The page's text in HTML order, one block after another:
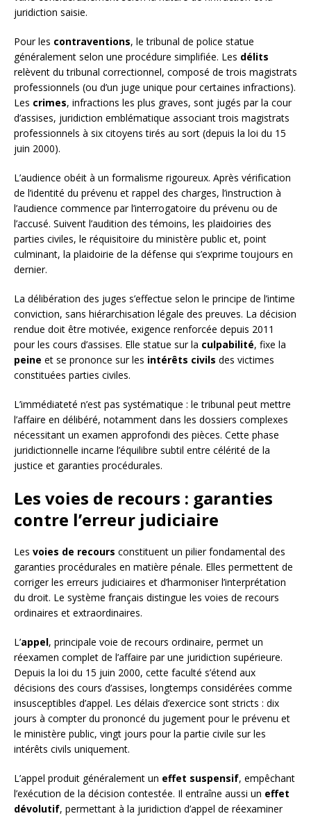
juridiction saisie.
Pour les contraventions, le tribunal de police statue
généralement selon une procédure simplifiée. Les délits
relèvent du tribunal correctionnel, composé de trois magistrats
professionnels (ou d’un juge unique pour certaines infractions).
Les crimes, infractions les plus graves, sont jugés par la cour
d’assises, juridiction emblématique associant trois magistrats
professionnels à six citoyens tirés au sort (depuis la loi du 15
juin 2000).
L’audience obéit à un formalisme rigoureux. Après vérification
de l’identité du prévenu et rappel des charges, l’instruction à
l’audience commence par l’interrogatoire du prévenu ou de
l’accusé. Suivent l’audition des témoins, les plaidoiries des
parties civiles, le réquisitoire du ministère public et, point
culminant, la plaidoirie de la défense qui s’exprime toujours en
dernier.
La délibération des juges s’effectue selon le principe de l’intime
conviction, sans hiérarchisation légale des preuves. La décision
rendue doit être motivée, exigence renforcée depuis 2011
pour les cours d’assises. Elle statue sur la culpabilité, fixe la
peine et se prononce sur les intérêts civils des victimes
constituées parties civiles.
L’immédiateté n’est pas systématique : le tribunal peut mettre
l’affaire en délibéré, notamment dans les dossiers complexes
nécessitant un examen approfondi des pièces. Cette phase
juridictionnelle incarne l’équilibre subtil entre célérité de la
justice et garanties procédurales.
Les voies de recours : garanties
contre l’erreur judiciaire
Les voies de recours constituent un pilier fondamental des
garanties procédurales en matière pénale. Elles permettent de
corriger les erreurs judiciaires et d’harmoniser l’interprétation
du droit. Le système français distingue les voies de recours
ordinaires et extraordinaires.
L’appel, principale voie de recours ordinaire, permet un
réexamen complet de l’affaire par une juridiction supérieure.
Depuis la loi du 15 juin 2000, cette faculté s’étend aux
décisions des cours d’assises, longtemps considérées comme
insusceptibles d’appel. Les délais d’exercice sont stricts : dix
jours à compter du prononcé du jugement pour le prévenu et
le ministère public, vingt jours pour la partie civile sur les
intérêts civils uniquement.
L’appel produit généralement un effet suspensif, empêchant
l’exécution de la décision contestée. Il entraîne aussi un effet
dévolutif, permettant à la juridiction d’appel de réexaminer